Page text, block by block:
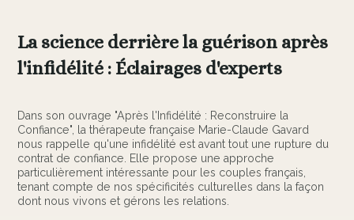
La science derrière la guérison après
l'infidélité : Éclairages d'experts
Dans son ouvrage "Après l'Infidélité : Reconstruire la
Confiance", la thérapeute française Marie-Claude Gavard
nous rappelle qu'une infidélité est avant tout une rupture du
contrat de confiance. Elle propose une approche
particulièrement intéressante pour les couples français,
tenant compte de nos spécificités culturelles dans la façon
dont nous vivons et gérons les relations.